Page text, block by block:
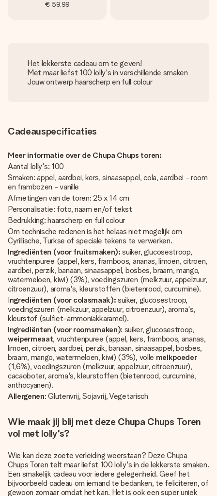
€ 59,99
Het lekkerste cadeau om te geven!
Met maar liefst 100 lolly's in verschillende smaken
Jouw ontwerp haarscherp en full colour
Cadeauspecificaties
Meer informatie over de Chupa Chups toren:
Aantal lolly's: 100
Smaken: appel, aardbei, kers, sinaasappel, cola, aardbei - room
en frambozen - vanille
Afmetingen van de toren: 25 x 14 cm
Personalisatie: foto, naam en/of tekst
Bedrukking: haarscherp en full colour
Om technische redenen is het helaas niet mogelijk om
Cyrillische, Turkse of speciale tekens te verwerken.
Ingrediënten (voor fruitsmaken): suiker, glucosestroop,
vruchtenpuree (appel, kers, framboos, ananas, limoen, citroen,
aardbei, perzik, banaan, sinaasappel, bosbes, braam, mango,
watermeloen, kiwi) (3%), voedingszuren (melkzuur, appelzuur,
citroenzuur), aroma's, kleurstoffen (bietenrood, curcumine).
Ingrediënten (voor colasmaak):suiker, glucosestroop,
voedingszuren (melkzuur, appelzuur, citroenzuur), aroma's,
kleurstof (sulfiet-ammoniakkaramel).
Ingrediënten (voor roomsmaken): suiker, glucosestroop,
weipermeaat, vruchtenpuree (appel, kers, framboos, ananas,
limoen, citroen, aardbei, perzik, banaan, sinaasappel, bosbes,
braam, mango, watermeloen, kiwi) (3%), volle melkpoeder
(1,6%), voedingszuren (melkzuur, appelzuur, citroenzuur),
cacaoboter, aroma's, kleurstoffen (bietenrood, curcumine,
anthocyanen).
Allergenen: Glutenvrij, Sojavrij, Vegetarisch
Wie maak jij blij met deze Chupa Chups Toren
vol met lolly's?
Wie kan deze zoete verleiding weerstaan? Deze Chupa
Chups Toren telt maar liefst 100 lolly's in de lekkerste smaken.
Een smakelijk cadeau voor iedere gelegenheid. Geef het
bijvoorbeeld cadeau om iemand te bedanken, te feliciteren, of
gewoon zomaar omdat het kan. Het is ook een super uniek